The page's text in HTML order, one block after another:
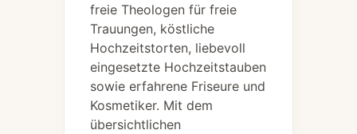
freie Theologen für freie
Trauungen, köstliche
Hochzeitstorten, liebevoll
eingesetzte Hochzeitstauben
sowie erfahrene Friseure und
Kosmetiker. Mit dem
übersichtlichen